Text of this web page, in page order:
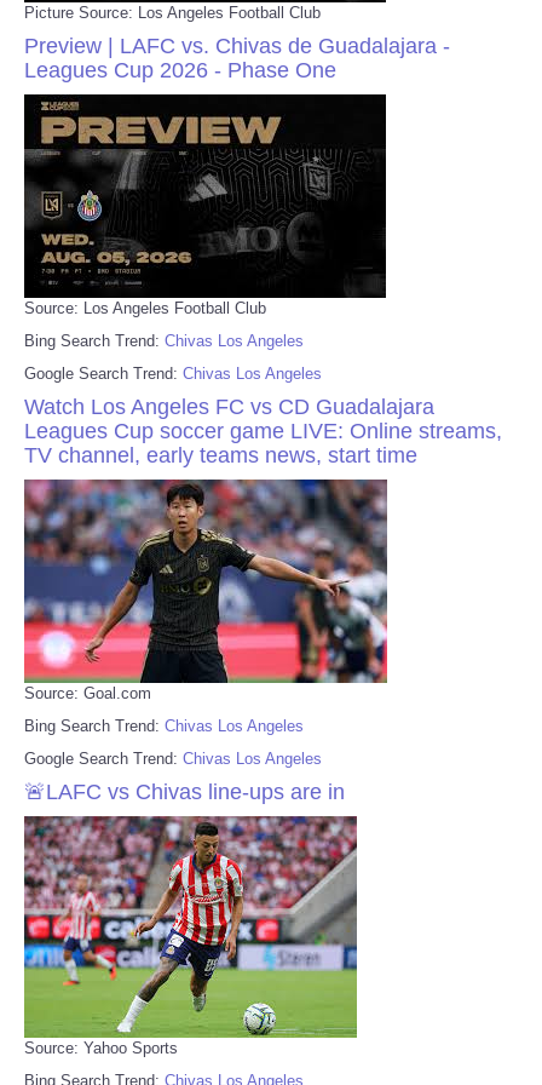
Picture Source: Los Angeles Football Club
Preview | LAFC vs. Chivas de Guadalajara -
Leagues Cup 2026 - Phase One
Source: Los Angeles Football Club
Bing Search Trend: Chivas Los Angeles
Google Search Trend: Chivas Los Angeles
Watch Los Angeles FC vs CD Guadalajara
Leagues Cup soccer game LIVE: Online streams,
TV channel, early teams news, start time
Source: Goal.com
Bing Search Trend: Chivas Los Angeles
Google Search Trend: Chivas Los Angeles
🚨LAFC vs Chivas line-ups are in
Source: Yahoo Sports
Bing Search Trend: Chivas Los Angeles